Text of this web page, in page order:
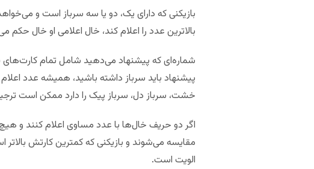
بالاترین عدد را اعلام کند، خال اعلامی او خال حکم
شماره‌ای که پیشنهاد می‌دهید شامل تمام کارت‌های
خشت، سرباز دل، سرباز پیک را دارد ممکن است ترجیح دهد به پیشنهاد 5 برای گشنیز، 4
اگر دو حریف خال‌ها با عدد مساوی اعلام کنند و هیچ
مقایسه می‌شوند و بازیکنی که کمترین کارتش
الویت است.